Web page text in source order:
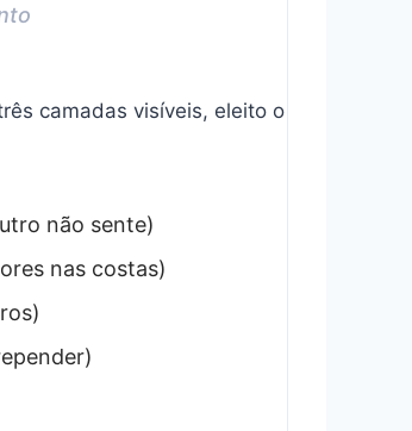
não sente)
nas costas)